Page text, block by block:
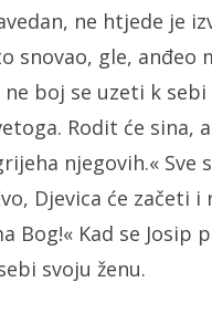
ne htjede je
snovao, gle, anđeo
boj se uzeti k
Rodit će sina,
njegovih.« Sve
Djevica će začeti
Bog!« Kad se Josip
svoju ženu.